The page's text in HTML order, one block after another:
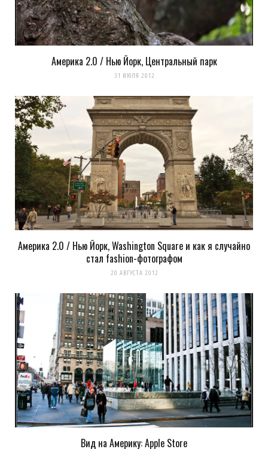
Сохранить моё имя, email и адрес сайта в этом браузере для
последующих моих комментариев.
Уведомить меня о новых комментариях по email.
Оповещать о новых
комментариях. А можно просто подписаться на комментарии
Америка 2.0 / Нью Йорк, Центральный парк
31 ИЮЛЯ 2012
Америка 2.0 / Нью Йорк, Washington Square и как я случайно
стал fashion-фотографом
20 АВГУСТА 2012
Вид на Америку: Apple Store